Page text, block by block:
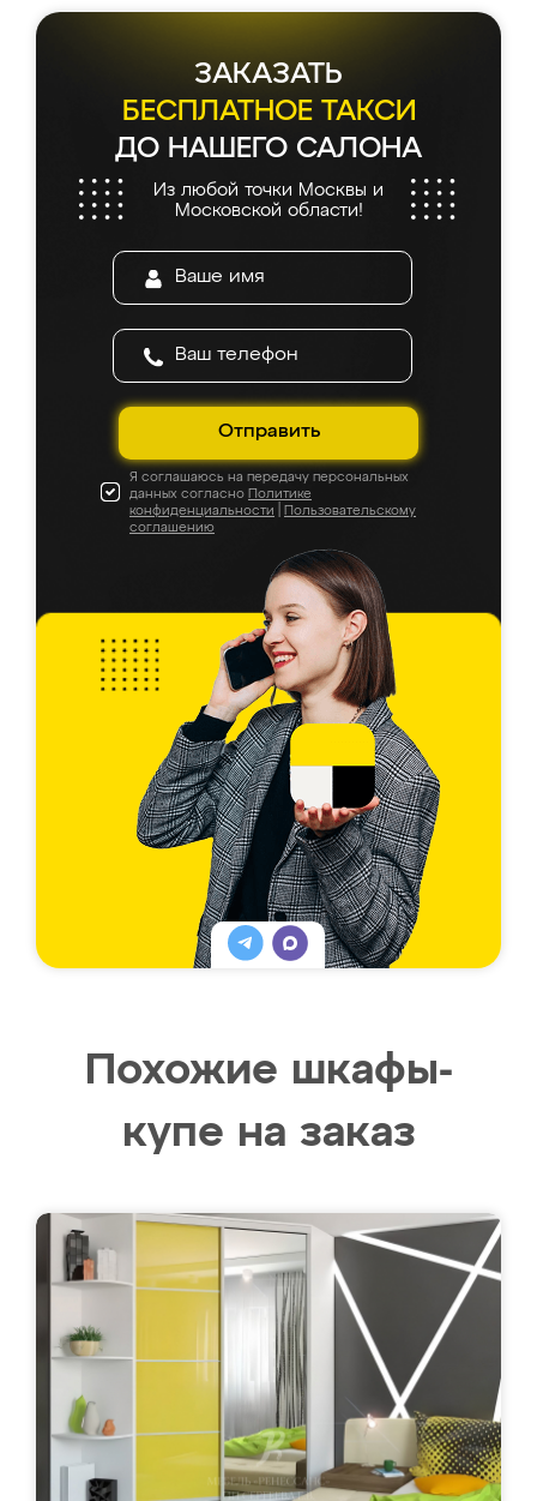
ЗАКАЗАТЬ
БЕСПЛАТНОЕ ТАКСИ
ДО НАШЕГО САЛОНА
Из любой точки Москвы и
Московской области!
Отправить
Я соглашаюсь на передачу персональных
данных согласно Политике
конфиденциальности
Пользовательскому
соглашению
Похожие шкафы-
купе на заказ